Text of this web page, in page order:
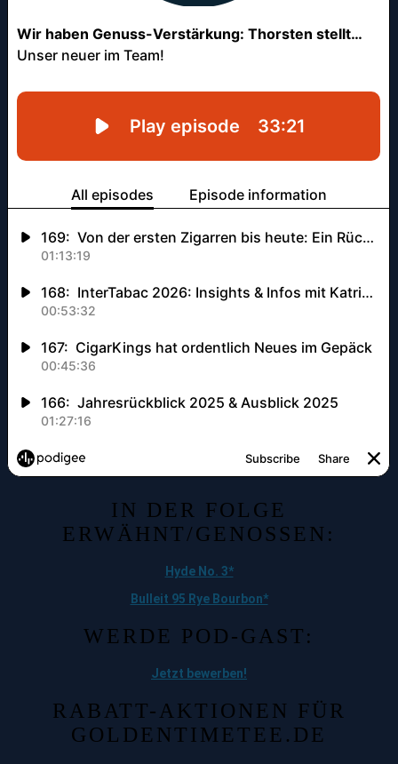
IN DER FOLGE
ERWÄHNT/GENOSSEN:
Hyde No. 3*
Bulleit 95 Rye Bourbon*
WERDE POD-GAST:
Jetzt bewerben!
RABATT-AKTIONEN FÜR
GOLDENTIMETEE.DE